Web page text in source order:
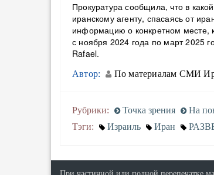
Прокуратура сообщила, что в
иранскому агенту, спасаясь от
информацию о конкретном месте,
с ноября 2024 года по март 2025
Rafael.
Автор: По материалам СМИ
Рубрики: Точка зрения На
Тэги:
Израиль Иран